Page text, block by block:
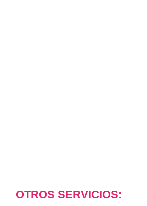
OTROS SERVICIOS: